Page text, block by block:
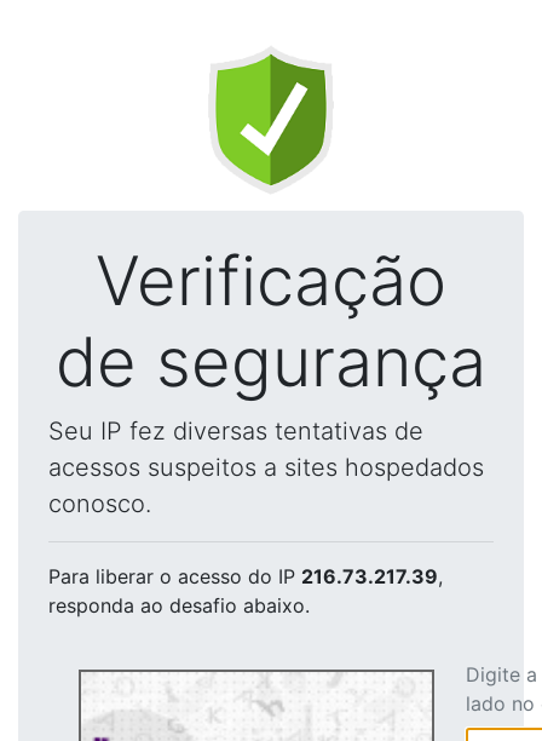
Verificação
de segurança
Seu IP fez diversas tentativas de
acessos suspeitos a sites hospedados
conosco.
Para liberar o acesso do IP 216.73.217.39,
responda ao desafio abaixo.
Digite
lado no